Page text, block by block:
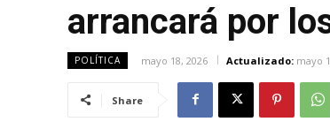
arrancará por
POLÍTICA mayo 18, 2026 Actualizado: mayo
Share